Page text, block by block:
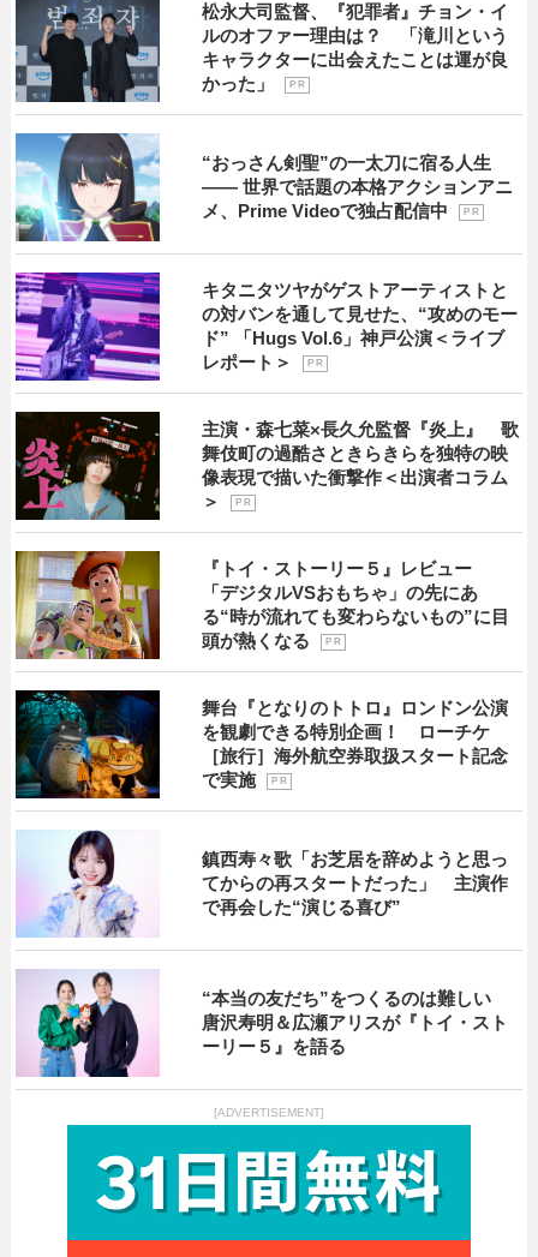
松永大司監督、『犯罪者』チョン・イ
ルのオファー理由は？ 「滝川という
キャラクターに出会えたことは運が良
かった」
P R
“おっさん剣聖”の一太刀に宿る人生
―― 世界で話題の本格アクションアニ
メ、Prime Videoで独占配信中
P R
キタニタツヤがゲストアーティストと
の対バンを通して見せた、“攻めのモー
ド” 「Hugs Vol.6」神戸公演＜ライブ
レポート＞
P R
主演・森七菜×長久允監督『炎上』 歌
舞伎町の過酷さときらきらを独特の映
像表現で描いた衝撃作＜出演者コラム
＞
P R
『トイ・ストーリー５』レビュー
「デジタルVSおもちゃ」の先にあ
る“時が流れても変わらないもの”に目
頭が熱くなる
P R
舞台『となりのトトロ』ロンドン公演
を観劇できる特別企画！ ローチケ
［旅行］海外航空券取扱スタート記念
で実施
P R
鎮西寿々歌「お芝居を辞めようと思っ
てからの再スタートだった」 主演作
で再会した“演じる喜び”
“本当の友だち”をつくるのは難しい
唐沢寿明＆広瀬アリスが『トイ・スト
ーリー５』を語る
[ADVERTISEMENT]